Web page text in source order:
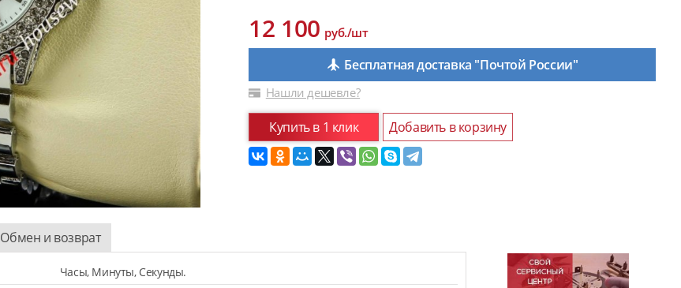
12 100руб./шт
Бесплатная доставка "Почтой России"
Нашли дешевле?
Купить в 1 клик Добавить в корзину
Обмен и возврат
Часы, Минуты, Секунды.